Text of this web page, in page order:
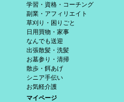
学習・資格・コーチング
副業・アフィリエイト
草刈り・困りごと
日用買物・家事
なんでも送迎
出張散髪・洗髪
お墓参り・清掃
散歩・餌あげ
シニア手伝い
お気軽介護
マイページ